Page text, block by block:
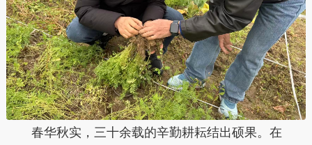
春华秋实，三十余载的辛勤耕耘结出硕果。在